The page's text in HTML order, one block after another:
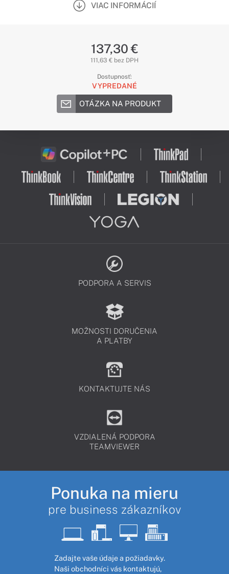
VIAC INFORMÁCIÍ
137,30 €
111,63 € bez DPH
Dostupnosť:
VYPREDANÉ
OTÁZKA NA PRODUKT
PODPORA A SERVIS
MOŽNOSTI DORUČENIA
A PLATBY
KONTAKTUJTE NÁS
VZDIALENÁ PODPORA
TEAMVIEWER
Ponuka na mieru
pre business zákazníkov
Zadajte vaše údaje a požiadavky.
Naši obchodníci vás kontaktujú,